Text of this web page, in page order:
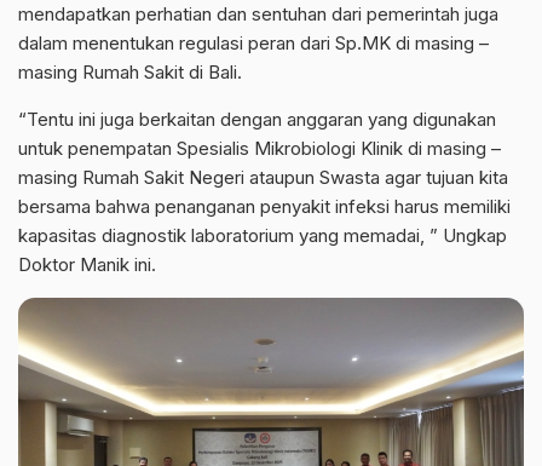
mendapatkan perhatian dan sentuhan dari pemerintah juga
dalam menentukan regulasi peran dari Sp.MK di masing –
masing Rumah Sakit di Bali.
“Tentu ini juga berkaitan dengan anggaran yang digunakan
untuk penempatan Spesialis Mikrobiologi Klinik di masing –
masing Rumah Sakit Negeri ataupun Swasta agar tujuan kita
bersama bahwa penanganan penyakit infeksi harus memiliki
kapasitas diagnostik laboratorium yang memadai, ” Ungkap
Doktor Manik ini.